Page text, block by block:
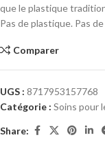
que le plastique
Pas de plastique. Pas
Comparer
UGS : 8717953157768
Catégorie : Soins pour
Share: